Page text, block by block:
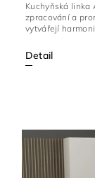
Detail
Kuchyňská
zpracování a
vytvářejí